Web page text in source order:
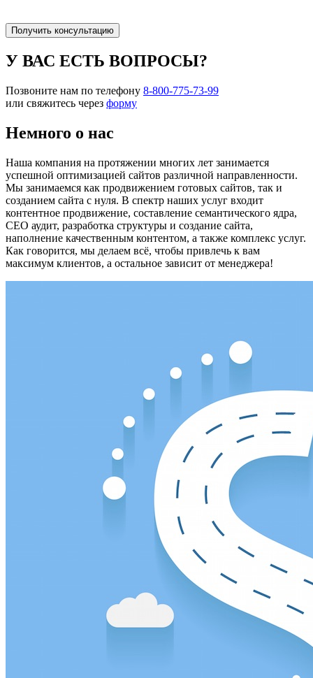
Получить консультацию
У ВАС ЕСТЬ ВОПРОСЫ?
Позвоните нам по телефону 8-800-775-73-99
или свяжитесь через форму
Немного о нас
Наша компания на протяжении многих лет занимается
успешной оптимизацией сайтов различной направленности.
Мы занимаемся как продвижением готовых сайтов, так и
созданием сайта с нуля. В спектр наших услуг входит
контентное продвижение, составление семантического ядра,
СЕО аудит, разработка структуры и создание сайта,
наполнение качественным контентом, а также комплекс услуг.
Как говорится, мы делаем всё, чтобы привлечь к вам
максимум клиентов, а остальное зависит от менеджера!